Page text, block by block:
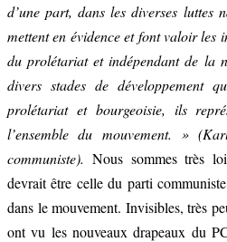
d’une part, dans les diverses luttes
mettent en évidence et font valoir les
du prolétariat et indépendant de la
divers stades de développement
prolétariat et bourgeoisie, ils
l’ensemble du mouvement. »
communiste). Nous sommes très
devrait être celle du parti
dans le mouvement. Invisibles, très
ont vu les nouveaux drapeaux du